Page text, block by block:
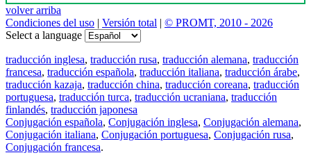
volver arriba
Condiciones del uso | Versión total | © PROMT, 2010 - 2026
Select a language
traducción inglesa, traducción rusa, traducción alemana, traducción
francesa, traducción española, traducción italiana, traducción árabe,
traducción kazaja, traducción china, traducción coreana, traducción
portuguesa, traducción turca, traducción ucraniana, traducción
finlandés, traducción japonesa
Conjugación española, Conjugación inglesa, Conjugación alemana,
Conjugación italiana, Conjugación portuguesa, Conjugación rusa,
Conjugación francesa.